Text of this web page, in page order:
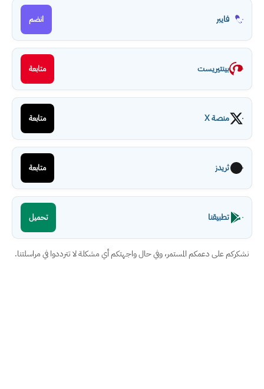
فايبر انضم
بينتيريست متابعة
منصة X متابعة
ثريدز متابعة
تطبيقنا تحميل
نشكركم على دعمكم المستمر، وفي حال واجهتكم أي مشكلة لا تترددوا في مراسلتنا.